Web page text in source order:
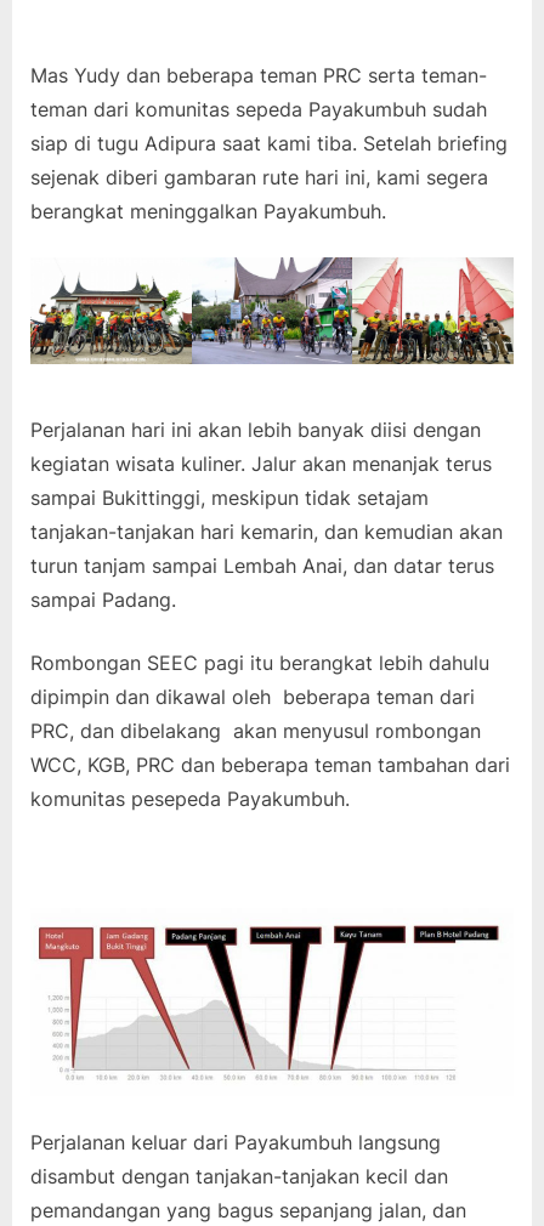
Mas Yudy dan beberapa teman PRC serta teman-
teman dari komunitas sepeda Payakumbuh sudah
siap di tugu Adipura saat kami tiba. Setelah briefing
sejenak diberi gambaran rute hari ini, kami segera
berangkat meninggalkan Payakumbuh.
Perjalanan hari ini akan lebih banyak diisi dengan
kegiatan wisata kuliner. Jalur akan menanjak terus
sampai Bukittinggi, meskipun tidak setajam
tanjakan-tanjakan hari kemarin, dan kemudian akan
turun tanjam sampai Lembah Anai, dan datar terus
sampai Padang.
Rombongan SEEC pagi itu berangkat lebih dahulu
dipimpin dan dikawal oleh beberapa teman dari
PRC, dan dibelakang akan menyusul rombongan
WCC, KGB, PRC dan beberapa teman tambahan dari
komunitas pesepeda Payakumbuh.
Perjalanan keluar dari Payakumbuh langsung
disambut dengan tanjakan-tanjakan kecil dan
pemandangan yang bagus sepanjang jalan, dan